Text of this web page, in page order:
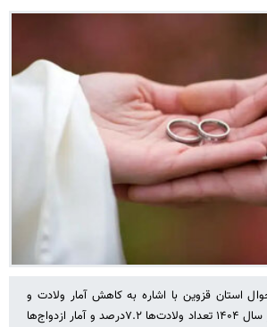
استان قزوین با اشاره به کاهش آمار ولادت و
ازدواج در استان گفت: در سال ۱۴۰۴ تعداد ولادت‌ها ۷.۲درصد و آمار ازدواج‌ها